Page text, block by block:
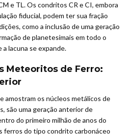
e TL. Os condritos CR e CI, embora
fiducial, podem ter sua fração
como a inclusão de uma geração
de planetesimais em todo o
lacuna se expande.
Meteoritos de Ferro:
amostram os núcleos metálicos de
são uma geração anterior de
do primeiro milhão de anos do
ferros do tipo condrito carbonáceo